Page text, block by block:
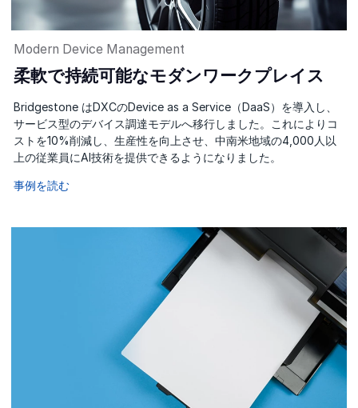
Modern Device Management
柔軟で持続可能なモダンワークプレイス
Bridgestone はDXCのDevice as a Service（DaaS）を導入し、
サービス型のデバイス調達モデルへ移行しました。これによりコ
ストを10%削減し、生産性を向上させ、中南米地域の4,000人以
上の従業員にAI技術を提供できるようになりました。
事例を読む